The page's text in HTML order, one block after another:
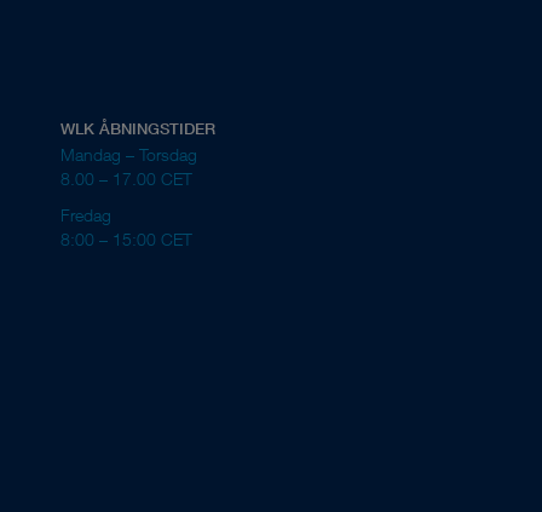
WLK ÅBNINGSTIDER
Mandag – Torsdag
8.00 – 17.00 CET
Fredag
8:00 – 15:00 CET